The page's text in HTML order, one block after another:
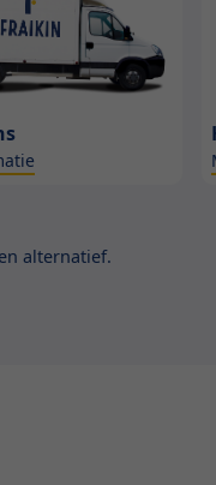
alternatief.